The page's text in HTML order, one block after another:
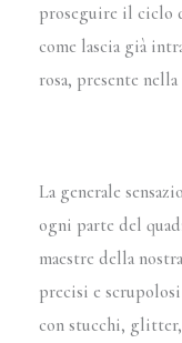
proseguire il ciclo
come lascia già
rosa, presente
La generale
ogni parte del
maestre della
precisi e
con stucchi,